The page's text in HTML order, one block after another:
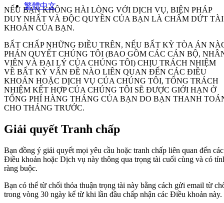
繁體中文
NẾU BẠN KHÔNG HÀI LÒNG VỚI DỊCH VỤ, BIỆN PHÁP
DUY NHẤT VÀ ĐỘC QUYỀN CỦA BẠN LÀ CHẤM DỨT TÀI
KHOẢN CỦA BẠN.
BẤT CHẤP NHỮNG ĐIỀU TRÊN, NẾU BẤT KỲ TÒA ÁN
PHÁN QUYẾT CHÚNG TÔI (BAO GỒM CÁC CÁN BỘ,
VIÊN VÀ ĐẠI LÝ CỦA CHÚNG TÔI) CHỊU TRÁCH NHIỆM
VỀ BẤT KỲ VẤN ĐỀ NÀO LIÊN QUAN ĐẾN CÁC ĐIỀU
KHOẢN HOẶC DỊCH VỤ CỦA CHÚNG TÔI, TỔNG TRÁCH
NHIỆM KẾT HỢP CỦA CHÚNG TÔI SẼ ĐƯỢC GIỚI HẠN Ở
TỔNG PHÍ HÀNG THÁNG CỦA BẠN DO BẠN THANH
CHO THÁNG TRƯỚC.
Giải quyết Tranh chấp
Bạn đồng ý giải quyết mọi yêu cầu hoặc tranh chấp liên quan đến các
Điều khoản hoặc Dịch vụ này thông qua trọng tài cuối cùng và có
ràng buộc.
Bạn có thể từ chối thỏa thuận trọng tài này bằng cách gửi email từ
trong vòng 30 ngày kể từ khi lần đầu chấp nhận các Điều khoản này.